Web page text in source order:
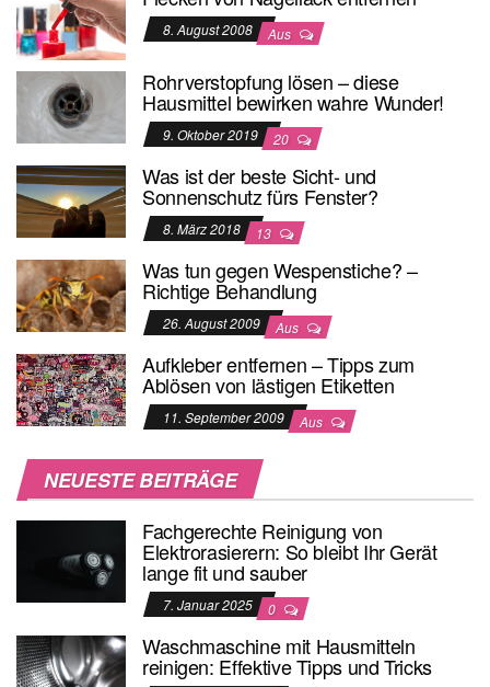
8. August 2008 Aus
Rohrverstopfung lösen – diese
Hausmittel bewirken wahre Wunder!
9. Oktober 2019 20
Was ist der beste Sicht- und
Sonnenschutz fürs Fenster?
8. März 2018 13
Was tun gegen Wespenstiche? –
Richtige Behandlung
26. August 2009 Aus
Aufkleber entfernen – Tipps zum
Ablösen von lästigen Etiketten
11. September 2009 Aus
NEUESTE BEITRÄGE
Fachgerechte Reinigung von
Elektrorasierern: So bleibt Ihr Gerät
lange fit und sauber
7. Januar 2025 0
Waschmaschine mit Hausmitteln
reinigen: Effektive Tipps und Tricks